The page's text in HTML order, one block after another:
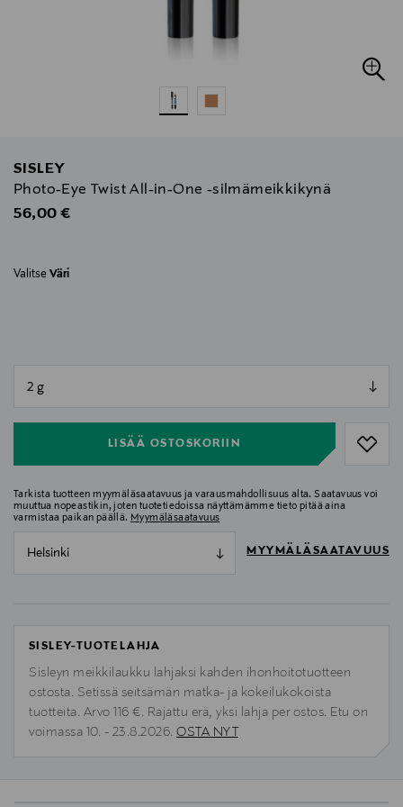
SISLEY
Photo-Eye Twist All-in-One -silmämeikkikynä
Original Price
56,00 €
Valitse Väri
LISÄÄ OSTOSKORIIN
Tarkista tuotteen myymäläsaatavuus ja varausmahdollisuus alta. Saatavuus voi
muuttua nopeastikin, joten tuotetiedoissa näyttämämme tieto pitää aina
varmistaa paikan päällä. Myymäläsaatavuus
Helsinki MYYMÄLÄSAATAVUUS
SISLEY-TUOTELAHJA
Sisleyn meikkilaukku lahjaksi kahden ihonhoitotuotteen
ostosta. Setissä seitsämän matka- ja kokeilukokoista
tuotteita. Arvo 116 €. Rajattu erä, yksi lahja per ostos. Etu on
voimassa 10. - 23.8.2026. OSTA NYT